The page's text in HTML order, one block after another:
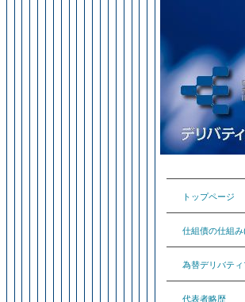
トップページ
仕組債の仕組
為替デリバテ
代表者略歴